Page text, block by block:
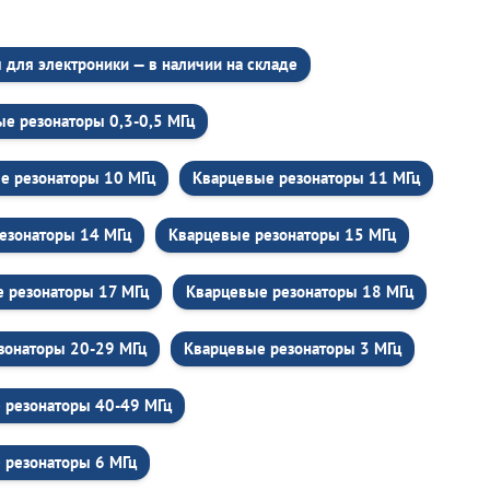
электроники — в наличии на складе
резонаторы 0,3-0,5 МГц
резонаторы 10 МГц Кварцевые резонаторы 11 МГц
14 МГц Кварцевые резонаторы 15 МГц
резонаторы 17 МГц Кварцевые резонаторы 18 МГц
20-29 МГц Кварцевые резонаторы 3 МГц
40-49 МГц
6 МГц